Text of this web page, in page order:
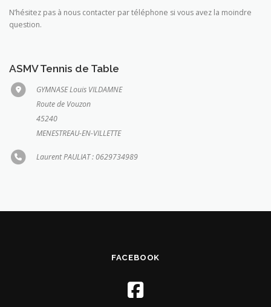
N’hésitez pas à nous contacter par téléphone si vous avez la moindre
question.
ASMV Tennis de Table
GYMNASE Louis VILDAMNE
Route de Vouzon
45240
MENESTREAU-EN-VILLETTE
Laurent PAULIAT : 0629734989
FACEBOOK